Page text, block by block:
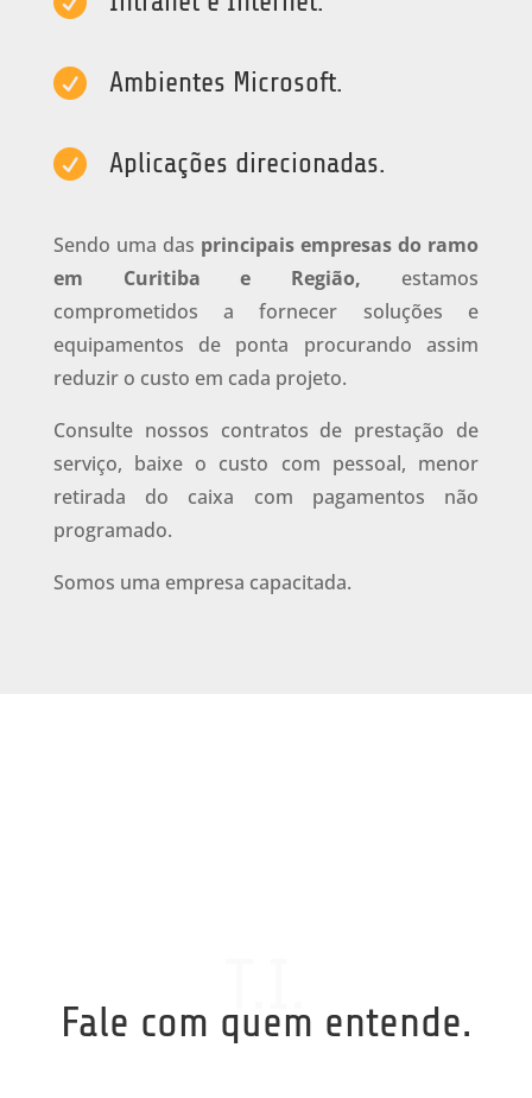
 Ambientes Microsoft.
 Aplicações direcionadas.
Sendo uma das principais empresas do ramo
em Curitiba e Região, estamos
comprometidos a fornecer soluções e
equipamentos de ponta procurando assim
reduzir o custo em cada projeto.
Consulte nossos contratos de prestação de
serviço, baixe o custo com pessoal, menor
retirada do caixa com pagamentos não
programado.
Somos uma empresa capacitada.
Fale com quem entende.